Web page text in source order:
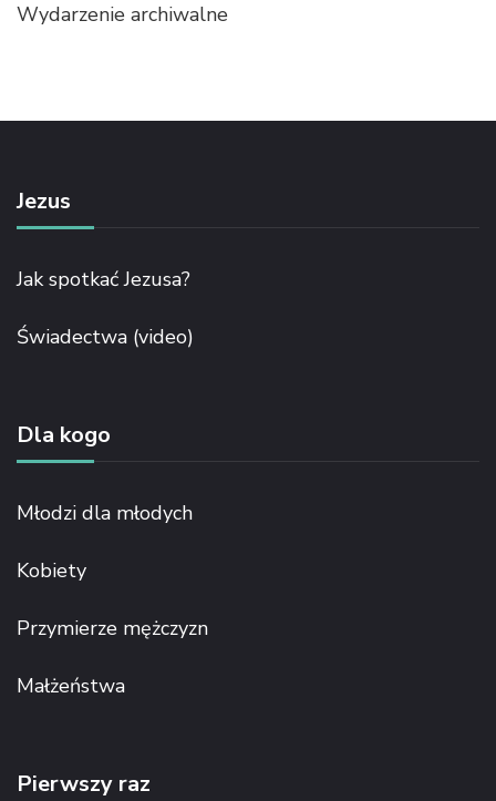
Wydarzenie archiwalne
Jezus
Jak spotkać Jezusa?
Świadectwa (video)
Dla kogo
Młodzi dla młodych
Kobiety
Przymierze mężczyzn
Małżeństwa
Pierwszy raz